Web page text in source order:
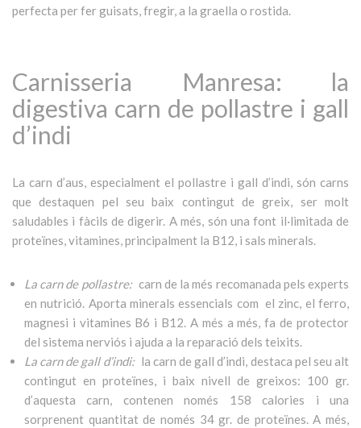
perfecta per fer guisats, fregir, a la graella o rostida.
Carnisseria Manresa: la
digestiva carn de pollastre i gall
d’indi
La carn d’aus, especialment el pollastre i gall d’indi, són carns
que destaquen pel seu baix contingut de greix, ser molt
saludables i fàcils de digerir. A més, són una font il·limitada de
proteïnes, vitamines, principalment la B12, i sals minerals.
La carn de pollastre: carn de la més recomanada pels experts
en nutrició. Aporta minerals essencials com el zinc, el ferro,
magnesi i vitamines B6 i B12. A més a més, fa de protector
del sistema nerviós i ajuda a la reparació dels teixits.
La carn de gall d’indi: la carn de gall d’indi, destaca pel seu alt
contingut en proteïnes, i baix nivell de greixos: 100 gr.
d’aquesta carn, contenen només 158 calories i una
sorprenent quantitat de només 34 gr. de proteïnes. A més,